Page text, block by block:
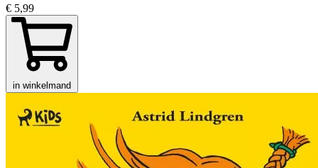
€ 5,99
in winkelmand